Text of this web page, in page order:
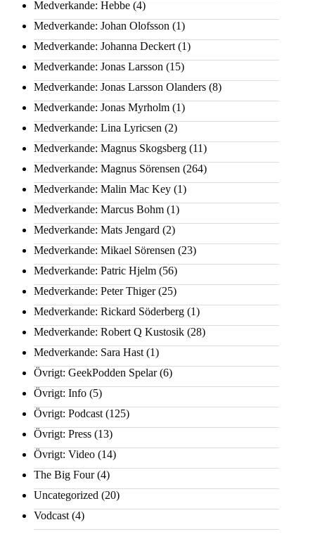
Medverkande: Hebbe (4)
Medverkande: Johan Olofsson (1)
Medverkande: Johanna Deckert (1)
Medverkande: Jonas Larsson (15)
Medverkande: Jonas Larsson Olanders (8)
Medverkande: Jonas Myrholm (1)
Medverkande: Lina Lyricsen (2)
Medverkande: Magnus Skogsberg (11)
Medverkande: Magnus Sörensen (264)
Medverkande: Malin Mac Key (1)
Medverkande: Marcus Bohm (1)
Medverkande: Mats Jengard (2)
Medverkande: Mikael Sörensen (23)
Medverkande: Patric Hjelm (56)
Medverkande: Peter Thiger(25)
Medverkande: Rickard Söderberg (1)
Medverkande: Robert Q Kustosik (28)
Medverkande: Sara Hast (1)
Övrigt: GeekPodden Spelar(6)
Övrigt: Info (5)
Övrigt: Podcast (125)
Övrigt: Press (13)
Övrigt: Video (14)
The Big Four(4)
Uncategorized (20)
Vodcast (4)